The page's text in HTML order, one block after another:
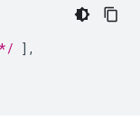
],